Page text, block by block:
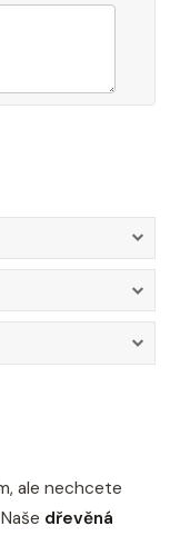
ale nechcete
dřevěná